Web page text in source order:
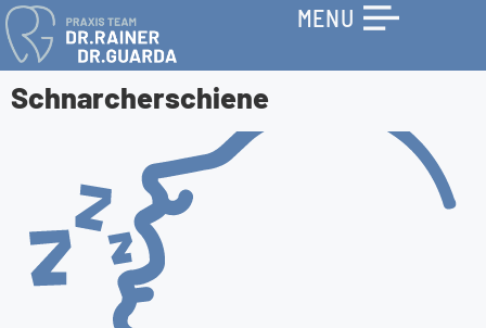
MENU
Schnarcher­schiene